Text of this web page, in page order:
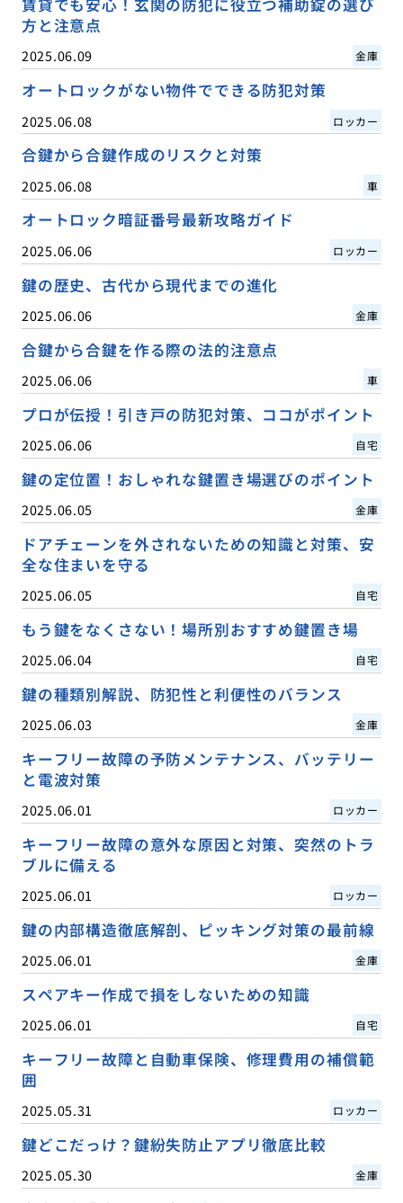
賃貸でも安心！玄関の防犯に役立つ補助錠の選び
方と注意点
2025.06.09 金庫
オートロックがない物件でできる防犯対策
2025.06.08 ロッカー
合鍵から合鍵作成のリスクと対策
2025.06.08 車
オートロック暗証番号最新攻略ガイド
2025.06.06 ロッカー
鍵の歴史、古代から現代までの進化
2025.06.06 金庫
合鍵から合鍵を作る際の法的注意点
2025.06.06 車
プロが伝授！引き戸の防犯対策、ココがポイント
2025.06.06 自宅
鍵の定位置！おしゃれな鍵置き場選びのポイント
2025.06.05 金庫
ドアチェーンを外されないための知識と対策、安
全な住まいを守る
2025.06.05 自宅
もう鍵をなくさない！場所別おすすめ鍵置き場
2025.06.04 自宅
鍵の種類別解説、防犯性と利便性のバランス
2025.06.03 金庫
キーフリー故障の予防メンテナンス、バッテリー
と電波対策
2025.06.01 ロッカー
キーフリー故障の意外な原因と対策、突然のトラ
ブルに備える
2025.06.01 ロッカー
鍵の内部構造徹底解剖、ピッキング対策の最前線
2025.06.01 金庫
スペアキー作成で損をしないための知識
2025.06.01 自宅
キーフリー故障と自動車保険、修理費用の補償範
囲
2025.05.31 ロッカー
鍵どこだっけ？鍵紛失防止アプリ徹底比較
2025.05.30 金庫